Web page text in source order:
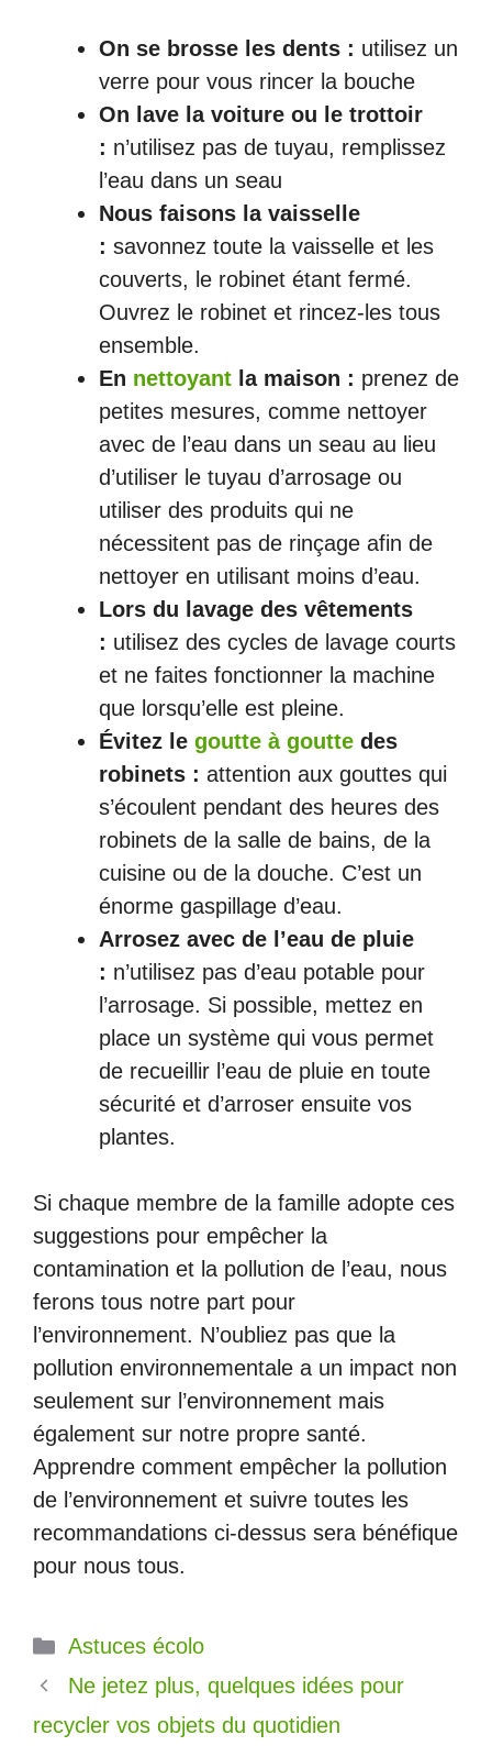
On se brosse les dents : utilisez un
verre pour vous rincer la bouche
On lave la voiture ou le trottoir
: n’utilisez pas de tuyau, remplissez
l’eau dans un seau
Nous faisons la vaisselle
: savonnez toute la vaisselle et les
couverts, le robinet étant fermé.
Ouvrez le robinet et rincez-les tous
ensemble.
En nettoyant la maison : prenez de
petites mesures, comme nettoyer
avec de l’eau dans un seau au lieu
d’utiliser le tuyau d’arrosage ou
utiliser des produits qui ne
nécessitent pas de rinçage afin de
nettoyer en utilisant moins d’eau.
Lors du lavage des vêtements
: utilisez des cycles de lavage courts
et ne faites fonctionner la machine
que lorsqu’elle est pleine.
Évitez le goutte à goutte des
robinets : attention aux gouttes qui
s’écoulent pendant des heures des
robinets de la salle de bains, de la
cuisine ou de la douche. C’est un
énorme gaspillage d’eau.
Arrosez avec de l’eau de pluie
: n’utilisez pas d’eau potable pour
l’arrosage. Si possible, mettez en
place un système qui vous permet
de recueillir l’eau de pluie en toute
sécurité et d’arroser ensuite vos
plantes.
Si chaque membre de la famille adopte ces
suggestions pour empêcher la
contamination et la pollution de l’eau, nous
ferons tous notre part pour
l’environnement. N’oubliez pas que la
pollution environnementale a un impact non
seulement sur l’environnement mais
également sur notre propre santé.
Apprendre comment empêcher la pollution
de l’environnement et suivre toutes les
recommandations ci-dessus sera bénéfique
pour nous tous.
Catégories
Astuces écolo
Ne jetez plus, quelques idées pour
recycler vos objets du quotidien